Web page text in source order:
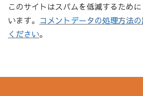
このサイトはスパムを低減するため
います。 コメントデータの処理方法
ください。